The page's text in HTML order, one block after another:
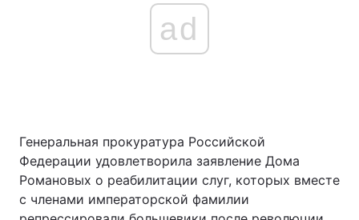
ad
Генеральная прокуратура Российской
Федерации удовлетворила заявление Дома
Романовых о реабилитации слуг, которых вместе
с членами императорской фамилии